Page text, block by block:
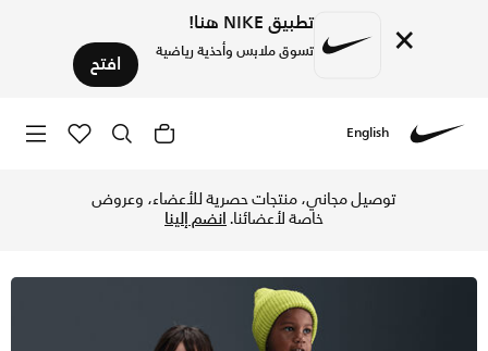
× تطبيق NIKE هنا!
تسوق ملابس وأحذية رياضية افتح
English
توصيل مجاني، منتجات حصرية للأعضاء، وعروض
خاصة لأعضائنا.انضم إلينا